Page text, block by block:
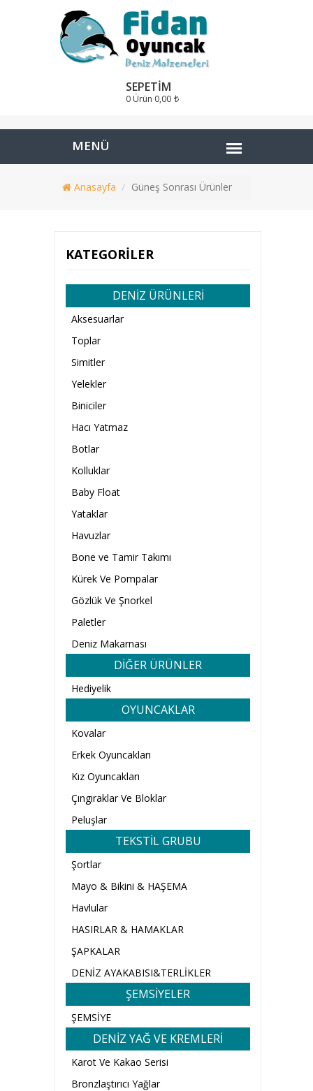
SEPETIM
0 Ürün 0,00
Anasayfa Güneş Sonrası Ürünler
KATEGORILER
DENİZ ÜRÜNLERİ
Aksesuarlar
Toplar
Simitler
Yelekler
Biniciler
Hacı Yatmaz
Botlar
Kolluklar
Baby Float
Yataklar
Havuzlar
Bone ve Tamir Takımı
Kürek Ve Pompalar
Gözlük Ve Şnorkel
Paletler
Deniz Makarnası
DİĞER ÜRÜNLER
Hediyelik
OYUNCAKLAR
Kovalar
Erkek Oyuncakları
Kız Oyuncakları
Çıngıraklar Ve Bloklar
Peluşlar
TEKSTİL GRUBU
Şortlar
Mayo & Bikini & HAŞEMA
Havlular
HASIRLAR & HAMAKLAR
ŞAPKALAR
DENİZ AYAKABISI&TERLİKLER
ŞEMSİYELER
ŞEMSİYE
DENİZ YAĞ VE KREMLERİ
Karot Ve Kakao Serisi
Bronzlaştırıcı Yağlar